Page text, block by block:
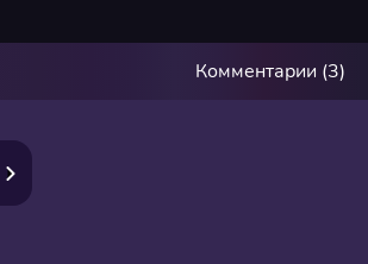
Комментарии (3)